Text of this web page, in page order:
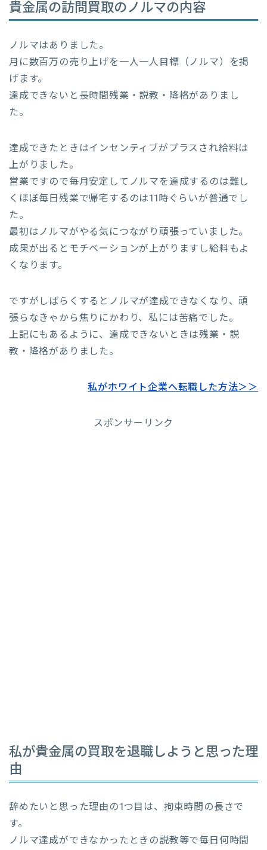
貴金属の訪問買取のノルマの内容
ノルマはありました。
月に数百万の売り上げを一人一人目標（ノルマ）を掲
げます。
達成できないと長時間残業・説教・降格がありまし
た。
達成できたときはインセンティブがプラスされ給料は
上がりました。
営業ですので毎月安定してノルマを達成するのは難し
くほぼ毎日残業で帰宅するのは11時ぐらいが普通でし
た。
最初はノルマがやる気につながり頑張っていました。
成果が出るとモチベーションが上がりますし給料もよ
くなります。
ですがしばらくするとノルマが達成できなくなり、頑
張らなきゃから焦りにかわり、私には苦痛でした。
上記にもあるように、達成できないときは残業・説
教・降格がありました。
私がホワイト企業へ転職した方法＞＞
スポンサーリンク
私が貴金属の買取を退職しようと思った理
由
辞めたいと思った理由の1つ目は、拘束時間の長さで
す。
ノルマ達成ができなかったときの説教等で毎日何時間